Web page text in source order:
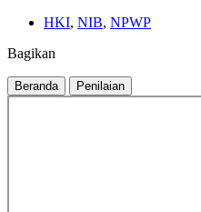
HKI, NIB, NPWP
Bagikan
Beranda Penilaian